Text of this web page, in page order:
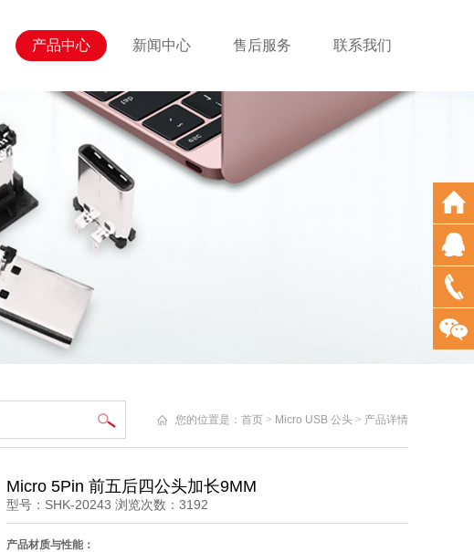
产品中心 新闻中心 售后服务 联系我们
您的位置是： 首页 > Micro USB 公头 > 产品详情
Micro 5Pin 前五后四公头加长9MM
型号：SHK-20243 浏览次数：3192
产品材质与性能：